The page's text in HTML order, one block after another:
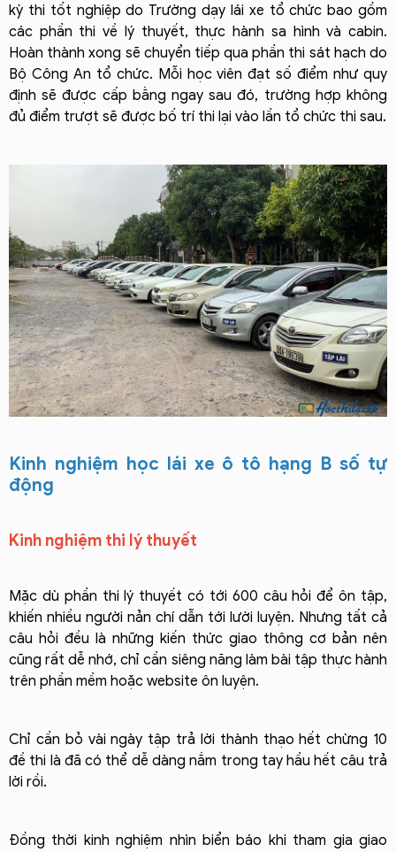
kỳ thi tốt nghiệp do Trường dạy lái xe tổ chức bao gồm
các phần thi về lý thuyết, thực hành sa hình và cabin.
Hoàn thành xong sẽ chuyển tiếp qua phần thi sát hạch do
Bộ Công An tổ chức. Mỗi học viên đạt số điểm như quy
định sẽ được cấp bằng ngay sau đó, trường hợp không
Kinh nghiệm học lái xe ô tô hạng B số tự
động
Kinh nghiệm thi lý thuyết
Mặc dù phần thi lý thuyết có tới 600 câu hỏi để ôn tập,
khiến nhiều người nản chí dẫn tới lười luyện. Nhưng tất cả
câu hỏi đều là những kiến thức giao thông cơ bản nên
cũng rất dễ nhớ, chỉ cần siêng năng làm bài tập thực hành
trên phần mềm hoặc website ôn luyện.
Chỉ cần bỏ vài ngày tập trả lời thành thạo hết chừng 10
đề thi là đã có thể dễ dàng nắm trong tay hầu hết câu trả
lời rồi.
Đồng thời kinh nghiệm nhìn biển báo khi tham gia giao